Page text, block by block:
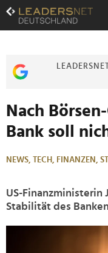
Zum
Inhalt
Zur
Zur
Nach
Bank soll
NEWS, TECH, FINANZEN,
US-Finanzministerin
Stabilität des